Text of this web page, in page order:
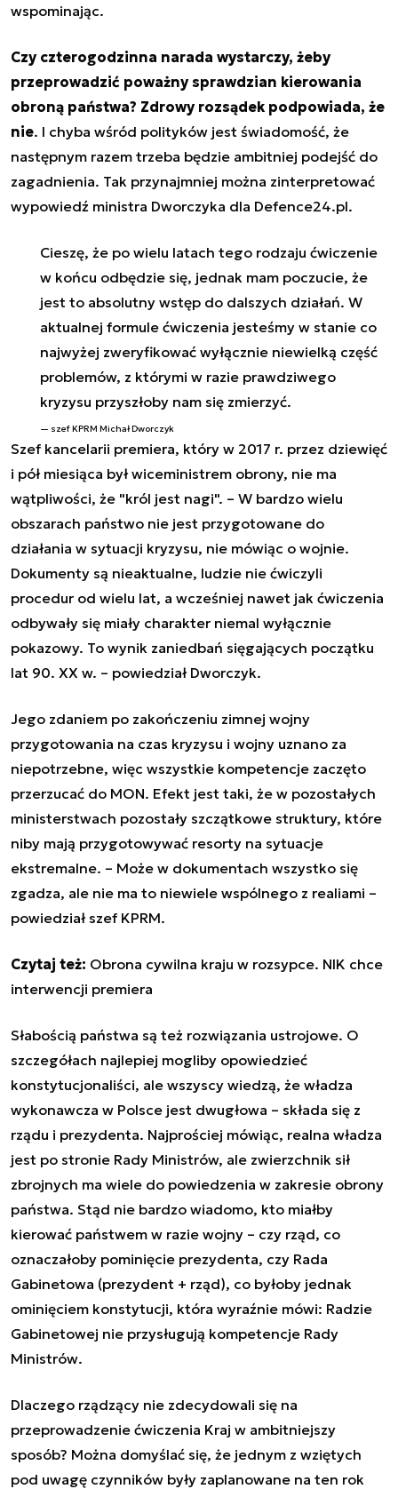
wspominając.
Czy czterogodzinna narada wystarczy, żeby
przeprowadzić poważny sprawdzian kierowania
obroną państwa? Zdrowy rozsądek podpowiada, że
nie. I chyba wśród polityków jest świadomość, że
następnym razem trzeba będzie ambitniej podejść do
zagadnienia. Tak przynajmniej można zinterpretować
wypowiedź ministra Dworczyka dla Defence24.pl.
Cieszę, że po wielu latach tego rodzaju ćwiczenie
w końcu odbędzie się, jednak mam poczucie, że
jest to absolutny wstęp do dalszych działań. W
aktualnej formule ćwiczenia jesteśmy w stanie co
najwyżej zweryfikować wyłącznie niewielką część
problemów, z którymi w razie prawdziwego
kryzysu przyszłoby nam się zmierzyć.
szef KPRM Michał Dworczyk
Szef kancelarii premiera, który w 2017 r. przez dziewięć
i pół miesiąca był wiceministrem obrony, nie ma
wątpliwości, że "król jest nagi". – W bardzo wielu
obszarach państwo nie jest przygotowane do
działania w sytuacji kryzysu, nie mówiąc o wojnie.
Dokumenty są nieaktualne, ludzie nie ćwiczyli
procedur od wielu lat, a wcześniej nawet jak ćwiczenia
odbywały się miały charakter niemal wyłącznie
pokazowy. To wynik zaniedbań sięgających początku
lat 90. XX w. – powiedział Dworczyk.
Jego zdaniem po zakończeniu zimnej wojny
przygotowania na czas kryzysu i wojny uznano za
niepotrzebne, więc wszystkie kompetencje zaczęto
przerzucać do MON. Efekt jest taki, że w pozostałych
ministerstwach pozostały szczątkowe struktury, które
niby mają przygotowywać resorty na sytuacje
ekstremalne. – Może w dokumentach wszystko się
zgadza, ale nie ma to niewiele wspólnego z realiami –
powiedział szef KPRM.
Czytaj też: Obrona cywilna kraju w rozsypce. NIK chce
interwencji premiera
Słabością państwa są też rozwiązania ustrojowe. O
szczegółach najlepiej mogliby opowiedzieć
konstytucjonaliści, ale wszyscy wiedzą, że władza
wykonawcza w Polsce jest dwugłowa – składa się z
rządu i prezydenta. Najprościej mówiąc, realna władza
jest po stronie Rady Ministrów, ale zwierzchnik sił
zbrojnych ma wiele do powiedzenia w zakresie obrony
państwa. Stąd nie bardzo wiadomo, kto miałby
kierować państwem w razie wojny – czy rząd, co
oznaczałoby pominięcie prezydenta, czy Rada
Gabinetowa (prezydent + rząd), co byłoby jednak
ominięciem konstytucji, która wyraźnie mówi: Radzie
Gabinetowej nie przysługują kompetencje Rady
Ministrów.
Dlaczego rządzący nie zdecydowali się na
przeprowadzenie ćwiczenia Kraj w ambitniejszy
sposób? Można domyślać się, że jednym z wziętych
pod uwagę czynników były zaplanowane na ten rok